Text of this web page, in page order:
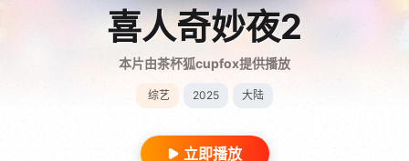
喜人奇妙夜2
本片由茶杯狐cupfox提供播放
综艺 2025 大陆
立即播放